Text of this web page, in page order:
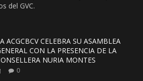
del GVC.
ACGCBCV CELEBRA SU ASAMBLEA
CON LA PRESENCIA DE LA
NURIA MONTES
0